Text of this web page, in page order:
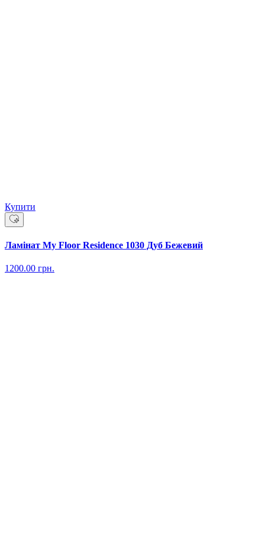
Купити
Ламінат My Floor Residence 1030 Дуб Бежевий
1200.00 грн.